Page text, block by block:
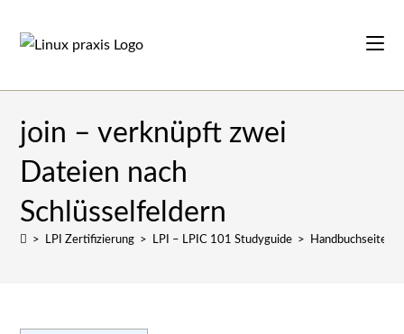
Inhalt
join – verknüpft zwei
Dateien nach
Schlüsselfeldern
> LPI Zertifizierung > LPI – LPIC 101 Studyguide > Handbuchseiten